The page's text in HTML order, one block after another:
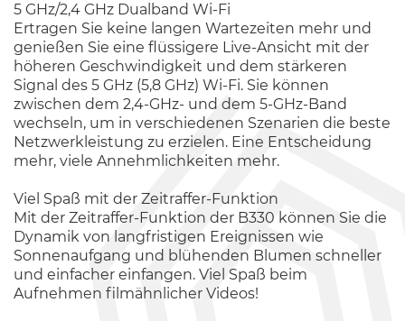
5 GHz/2,4 GHz Dualband Wi-Fi
Ertragen Sie keine langen Wartezeiten mehr und
genießen Sie eine flüssigere Live-Ansicht mit der
höheren Geschwindigkeit und dem stärkeren
Signal des 5 GHz (5,8 GHz) Wi-Fi. Sie können
zwischen dem 2,4-GHz- und dem 5-GHz-Band
wechseln, um in verschiedenen Szenarien die beste
Netzwerkleistung zu erzielen. Eine Entscheidung
mehr, viele Annehmlichkeiten mehr.
Viel Spaß mit der Zeitraffer-Funktion
Mit der Zeitraffer-Funktion der B330 können Sie die
Dynamik von langfristigen Ereignissen wie
Sonnenaufgang und blühenden Blumen schneller
und einfacher einfangen. Viel Spaß beim
Aufnehmen filmähnlicher Videos!